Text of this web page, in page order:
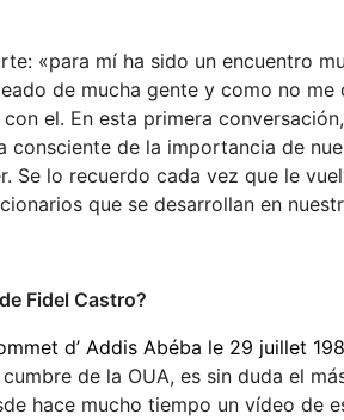
«para mí ha sido un encuentro
de mucha gente y como no me
el. En esta primera
consciente de la importancia de
Se lo recuerdo cada vez que le
que se desarrollan en
Fidel Castro?
d’ Addis Abéba le 29 juillet
de la OUA, es sin duda el
hace mucho tiempo un vídeo de